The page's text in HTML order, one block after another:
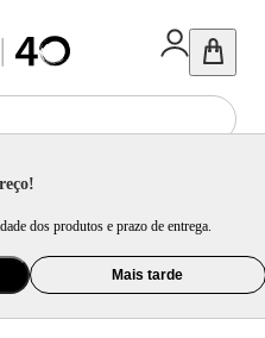
dos produtos e prazo de entrega.
Mais tarde